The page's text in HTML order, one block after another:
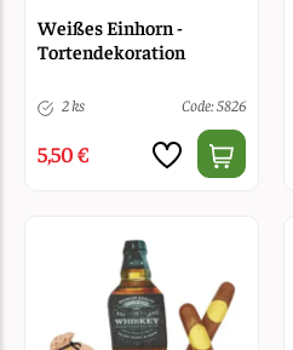
Weißes Einhorn -
Tortendekoration
2 ks Code: 5826
5,50 €